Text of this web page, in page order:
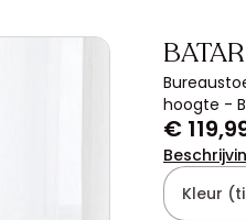
hoogte -
€
Kleur